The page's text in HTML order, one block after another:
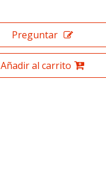
Preguntar
Añadir al carrito